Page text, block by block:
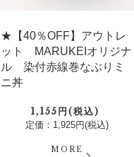
★【40％OFF】アウトレ
ット MARUKEIオリジナ
ル 染付赤線巻なぶりミ
ニ丼
1,155円(税込)
定価：1,925円(税込)
MORE